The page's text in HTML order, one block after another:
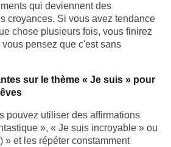
qui deviennent des
croyances. Si vous avez tendance
chose plusieurs fois, vous finirez
pensez que c'est sans
sur le thème « Je suis » pour
pouvez utiliser des affirmations
», « Je suis incroyable » ou
» et les répéter constamment